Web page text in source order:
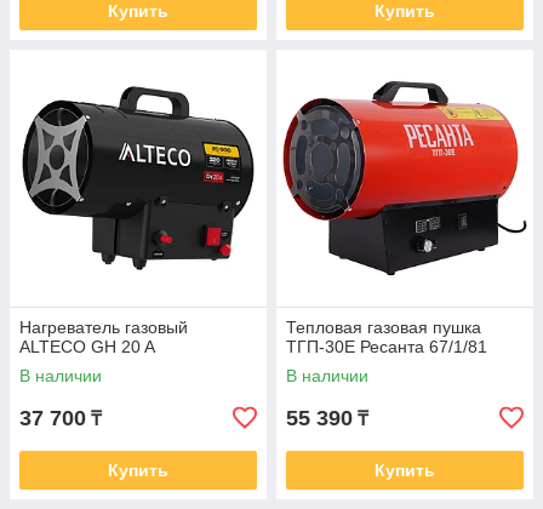
Купить Купить
Нагреватель газовый
ALTECO GH 20 A
В наличии
37 700 ₸
Купить
Тепловая газовая пушка
ТГП-30E Ресанта 67/1/81
В наличии
55 390 ₸
Купить